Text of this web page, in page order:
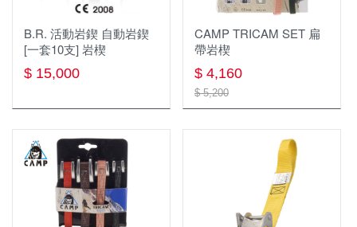
擔架/救援/逃生
防墜器.止墜器
座式吊帶，胸位吊帶
大掛鉤 鷹架鉤 大鉤挽索
座板
裝備包袋 繩袋 繩筒
快扣/快扣扁帶/保護套
岩楔
配件 工具
繩梯
繩索 挽索
固定點 確保點 假支點 分力盤
滑輪
B.R. 活動岩鍥 自動岩鍥
[一套10支] 岩楔
$ 15,000
CAMP TRICAM SET 扁
帶岩楔
$ 4,160
$ 5,200